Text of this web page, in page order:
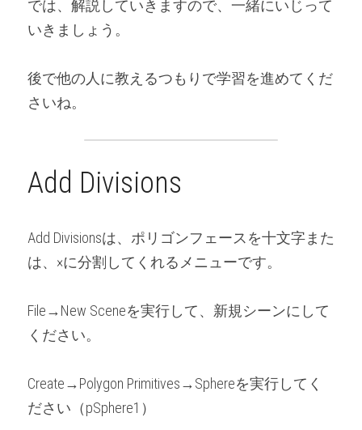
では、解説していきますので、一緒にいじって
いきましょう。
後で他の人に教えるつもりで学習を進めてくだ
さいね。
Add Divisions
Add Divisionsは、ポリゴンフェースを十文字また
は、×に分割してくれるメニューです。
File→New Sceneを実行して、新規シーンにして
ください。
Create→Polygon Primitives→Sphereを実行してく
ださい（pSphere1）